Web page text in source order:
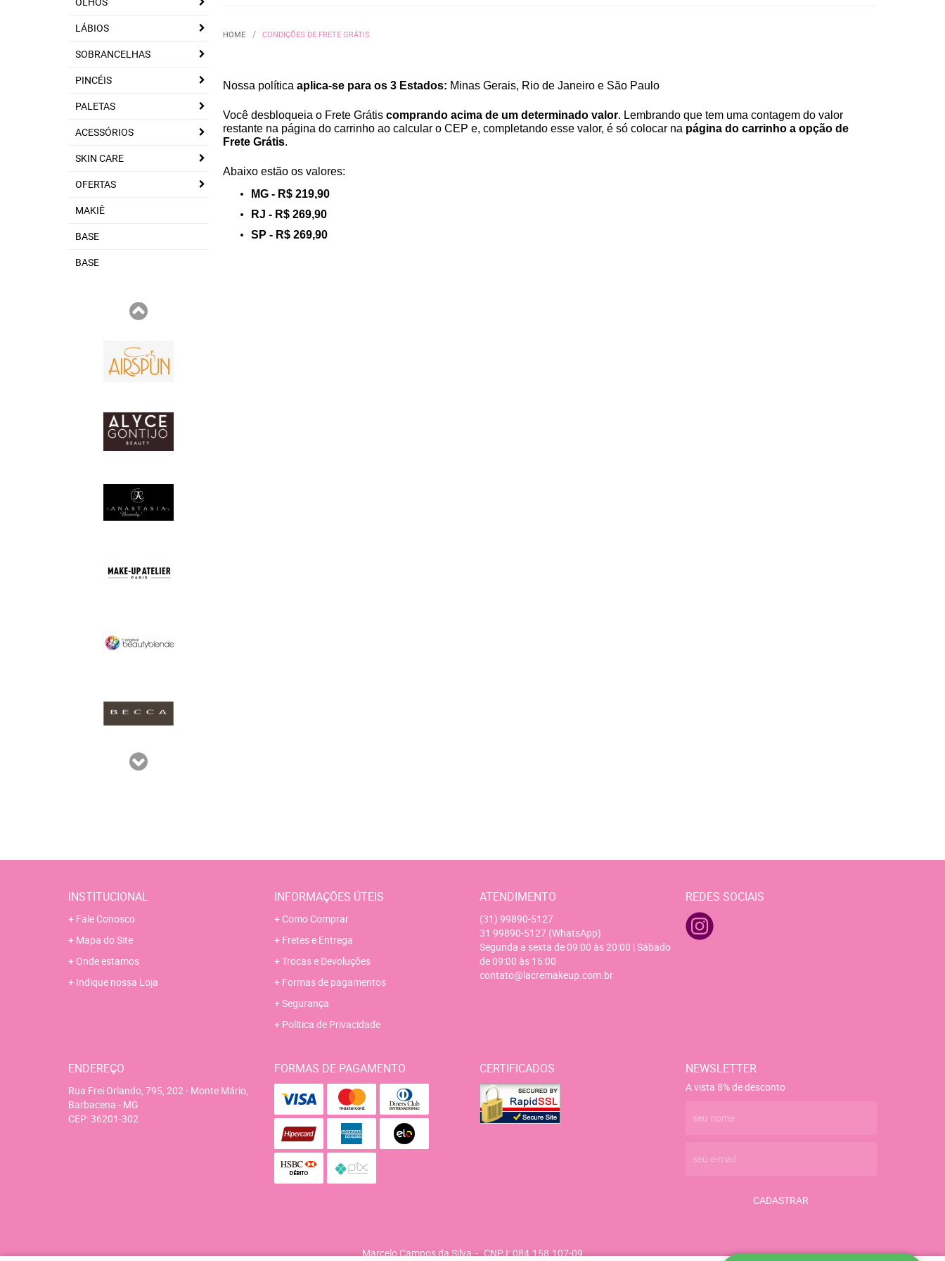
LÁBIOS
SOBRANCELHAS
PINCÉIS
PALETAS
ACESSÓRIOS
SKIN CARE
OFERTAS
MAKIÊ
BASE
BASE
HOME CONDIÇÕES DE FRETE GRÁTIS
Nossa política aplica-se para os 3 Estados: Minas Gerais, Rio de Janeiro e São Paulo
Você desbloqueia o Frete Grátis comprando acima de um determinado valor. Lembrando que tem uma contagem do valor
restante na página do carrinho ao calcular o CEP e, completando esse valor, é só colocar na página do carrinho a opção de
Frete Grátis.
Abaixo estão os valores:
MG - R$ 219,90
RJ - R$ 269,90
SP - R$ 269,90
INSTITUCIONAL
Fale Conosco
Mapa do Site
Onde estamos
Indique nossa Loja
INFORMAÇÕES ÚTEIS
Como Comprar
Fretes e Entrega
Trocas e Devoluções
Formas de pagamentos
Segurança
Política de Privacidade
ATENDIMENTO
(31) 99890-5127
31 99890-5127 (WhatsApp)
Segunda a sexta de 09:00 às 20:00 | Sábado
de 09:00 às 16:00
contato@lacremakeup.com.br
REDES SOCIAIS
ENDEREÇO
Rua Frei Orlando, 795, 202- Monte Mário,
Barbacena - MG
CEP: 36201-302
FORMAS DE PAGAMENTO CERTIFICADOS NEWSLETTER
A vista 8% de desconto
CADASTRAR
Marcelo Campos da Silva CNPJ: 084.158.107-09